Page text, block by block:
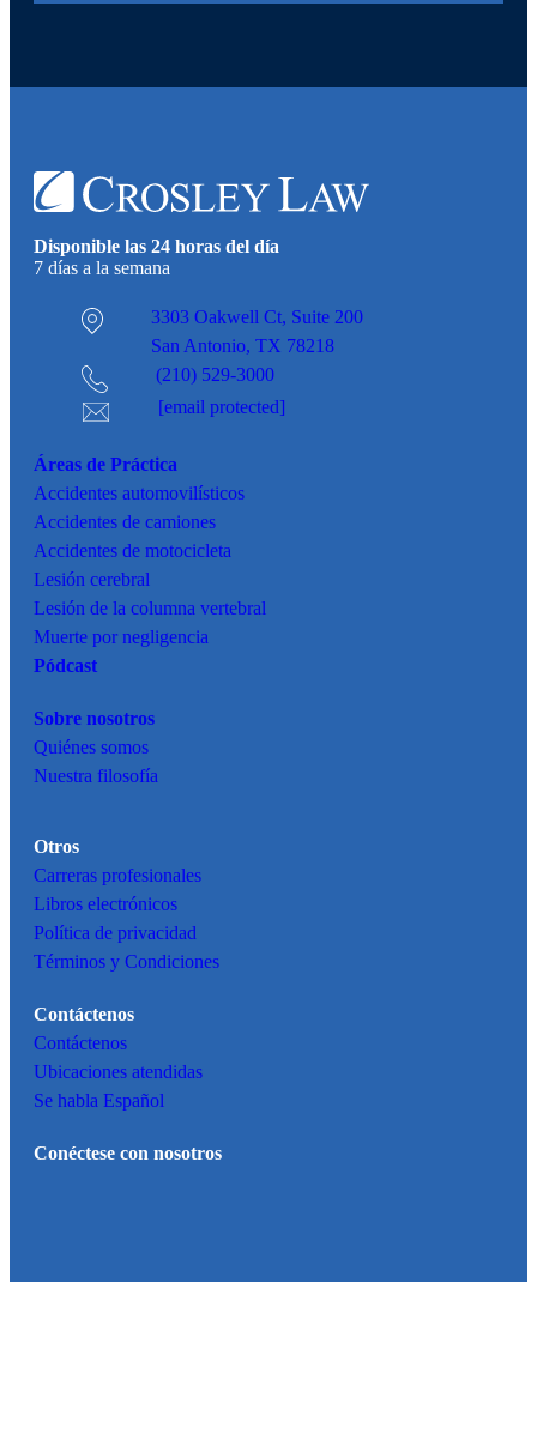
Disponible las 24 horas del día
7 días a la semana
3303 Oakwell Ct, Suite 200
San Antonio, TX 78218
(210) 529-3000
[email protected]
Áreas de Práctica
Accidentes automovilísticos
Accidentes de camiones
Accidentes de motocicleta
Lesión cerebral
Lesión de la columna vertebral
Muerte por negligencia
Pódcast
Sobre nosotros
Quiénes somos
Nuestra filosofía
Otros
Carreras profesionales
Libros electrónicos
Política de privacidad
Términos y Condiciones
Contáctenos
Contáctenos
Ubicaciones atendidas
Se habla Español
Conéctese con nosotros